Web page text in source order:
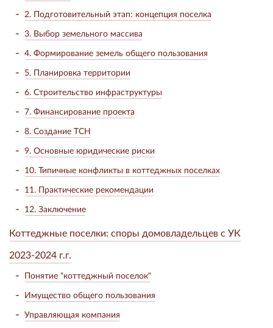
2. Подготовительный этап: концепция поселка
3. Выбор земельного массива
4. Формирование земель общего пользования
5. Планировка территории
6. Строительство инфраструктуры
7. Финансирование проекта
8. Создание ТСН
9. Основные юридические риски
10. Типичные конфликты в коттеджных поселках
11. Практические рекомендации
12. Заключение
Коттеджные поселки: споры домовладельцев с УК
2023-2024 г.г.
Понятие "коттеджный поселок"
Имущество общего пользования
Управляющая компания